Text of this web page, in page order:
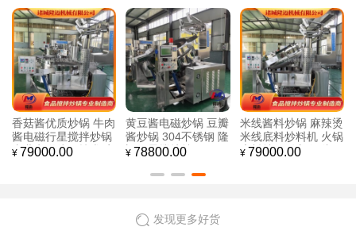
香菇酱优质炒锅 牛肉
酱电磁行星搅拌炒锅
专业电磁线圈技术 安
¥ 79000.00
黄豆酱电磁炒锅 豆瓣
酱炒锅 304不锈钢 隆
迈行星搅拌炒锅
¥ 78800.00
米线酱料炒锅 麻辣烫
米线底料炒料机 火锅
底料炒锅 隆迈源头厂
¥ 79000.00
发现更多好货